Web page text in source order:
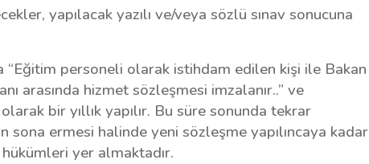
yapılacak yazılı ve/veya sözlü sınav sonucuna
“Eğitim personeli olarak istihdam edilen kişi ile Bakan
arasında hizmet sözleşmesi imzalanır..” ve
bir yıllık yapılır. Bu süre sonunda tekrar
ermesi halinde yeni sözleşme yapılıncaya kadar
yer almaktadır.